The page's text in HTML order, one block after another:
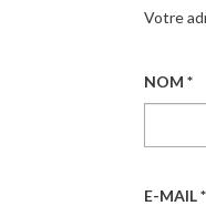
Votre
NOM *
E-MAIL*